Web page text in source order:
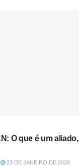
O que é um aliado,
23 DE JANEIRO DE 2026